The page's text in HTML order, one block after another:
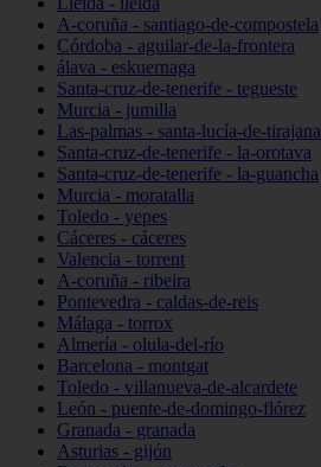
A-coruña - santiago-de-compostela
Córdoba - aguilar-de-la-frontera
álava - eskuernaga
Santa-cruz-de-tenerife - tegueste
Murcia - jumilla
Las-palmas - santa-lucía-de-tirajana
Santa-cruz-de-tenerife - la-orotava
Santa-cruz-de-tenerife - la-guancha
Murcia - moratalla
Toledo - yepes
Cáceres - cáceres
Valencia - torrent
A-coruña - ribeira
Pontevedra - caldas-de-reis
Málaga - torrox
Almería - olula-del-río
Barcelona - montgat
Toledo - villanueva-de-alcardete
León - puente-de-domingo-flórez
Granada - granada
Asturias - gijón